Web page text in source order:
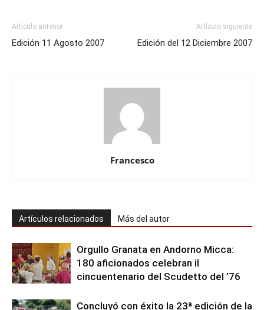
Artículo anterior
Edición 11 Agosto 2007
Artículo siguiente
Edición del 12 Diciembre 2007
Francesco
Artículos relacionados Más del autor
Orgullo Granata en Andorno Micca:
180 aficionados celebran il
cincuentenario del Scudetto del ’76
Concluyó con éxito la 23ª edición de la